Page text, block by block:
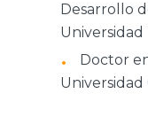
Desarrollo
Universidad
Doctor